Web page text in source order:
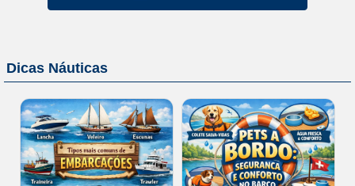
Dicas Náuticas